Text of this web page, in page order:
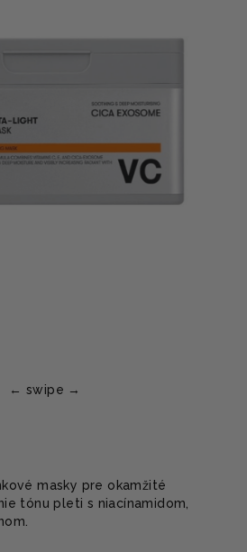
masky pre okamžité
tónu pleti s niacínamidom,